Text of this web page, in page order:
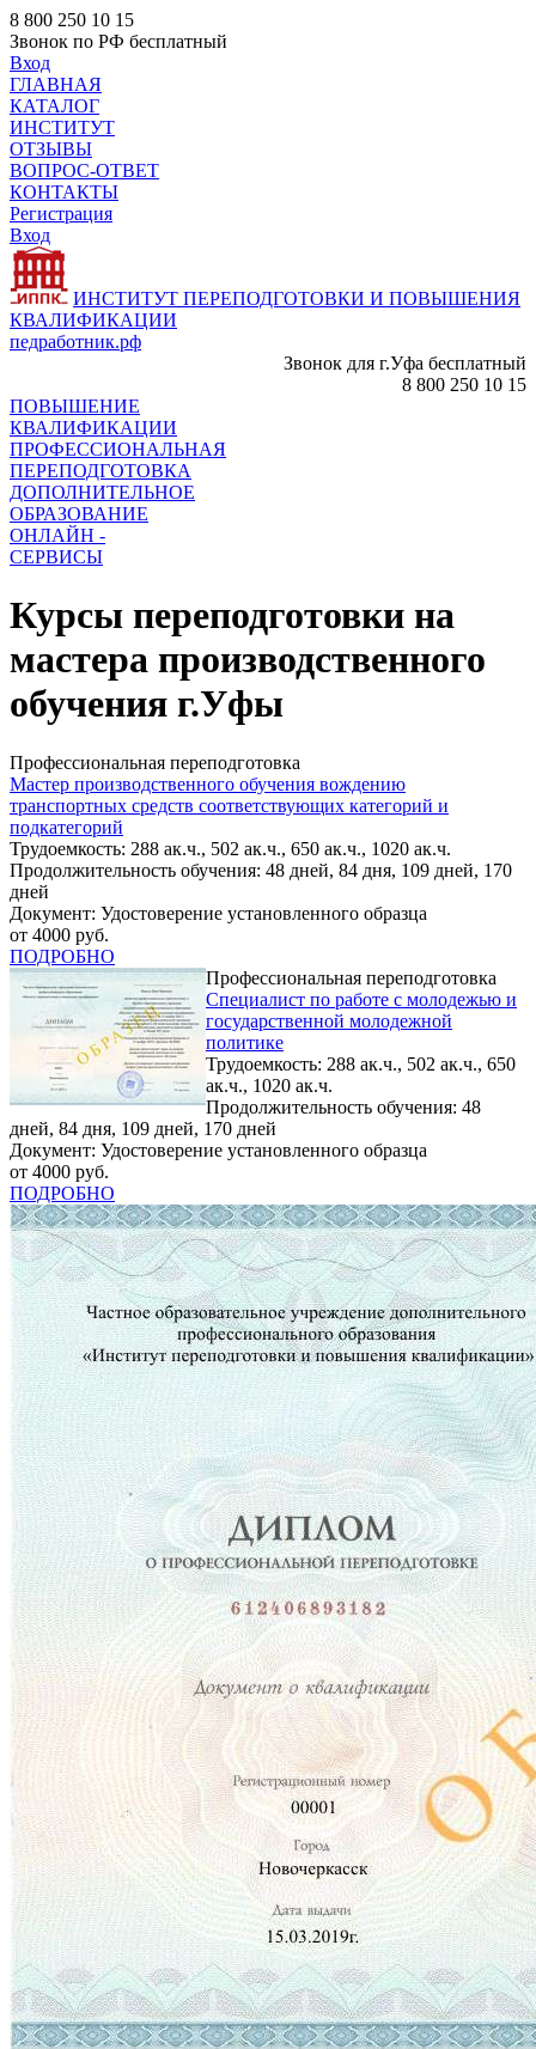
8 800 250 10 15
Звонок по РФ бесплатный
Вход
ГЛАВНАЯ
КАТАЛОГ
ИНСТИТУТ
ОТЗЫВЫ
ВОПРОС-ОТВЕТ
КОНТАКТЫ
Регистрация
Вход
ИНСТИТУТ ПЕРЕПОДГОТОВКИ И ПОВЫШЕНИЯ
КВАЛИФИКАЦИИ
педработник.рф
Звонок для г.Уфа бесплатный
8 800 250 10 15
ПОВЫШЕНИЕ
КВАЛИФИКАЦИИ
ПРОФЕССИОНАЛЬНАЯ
ПЕРЕПОДГОТОВКА
ДОПОЛНИТЕЛЬНОЕ
ОБРАЗОВАНИЕ
ОНЛАЙН -
СЕРВИСЫ
Курсы переподготовки на
мастера производственного
обучения г.Уфы
Профессиональная переподготовка
Мастер производственного обучения вождению
транспортных средств соответствующих категорий и
подкатегорий
Трудоемкость: 288 ак.ч., 502 ак.ч., 650 ак.ч., 1020 ак.ч.
Продолжительность обучения: 48 дней, 84 дня, 109 дней, 170
дней
Документ: Удостоверение установленного образца
от 4000 руб.
ПОДРОБНО
Профессиональная переподготовка
Специалист по работе с молодежью и
государственной молодежной
политике
Трудоемкость: 288 ак.ч., 502 ак.ч., 650
ак.ч., 1020 ак.ч.
Продолжительность обучения: 48
дней, 84 дня, 109 дней, 170 дней
Документ: Удостоверение установленного образца
от 4000 руб.
ПОДРОБНО